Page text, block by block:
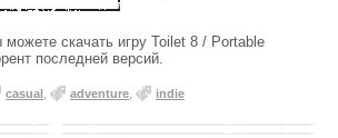
можете скачать игру Toilet 8 / Portable
последней версий.
casual adventure indie